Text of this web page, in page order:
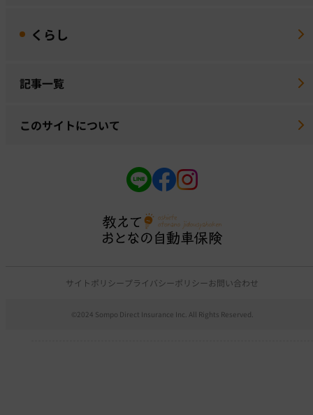
くらし
記事一覧
このサイトについて
サイトポリシープライバシーポリシーお問い合わせ
©2024 Sompo Direct Insurance Inc. All Rights Reserved.